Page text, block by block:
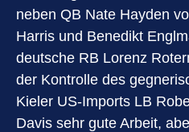
neben QB Nate Hayden
Harris und Benedikt
deutsche RB Lorenz
der Kontrolle des
Kieler US-Imports LB
Davis sehr gute Arbeit,